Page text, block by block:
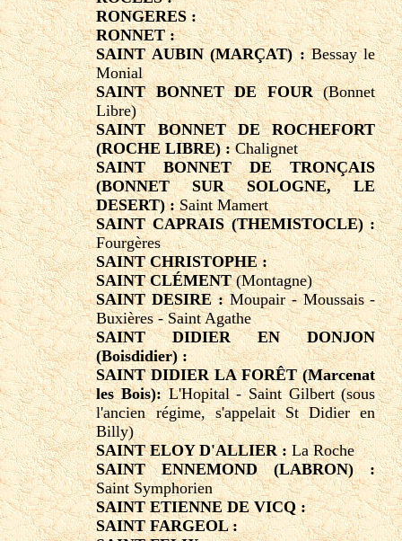
RONGERES :
RONNET :
SAINT AUBIN (MARÇAT) :Bessay le
Monial
SAINT BONNET DE FOUR(Bonnet
Libre)
SAINT BONNET DE ROCHEFORT
(ROCHE LIBRE) :Chalignet
SAINT BONNET DE TRONÇAIS
(BONNET SUR SOLOGNE, LE
DESERT) :Saint Mamert
SAINT CAPRAIS (THEMISTOCLE) :
Fourgères
SAINT CHRISTOPHE :
SAINT CLÉMENT(Montagne)
SAINT DESIRE :Moupair - Moussais -
Buxières - Saint Agathe
SAINT DIDIER EN DONJON
(Boisdidier) :
SAINT DIDIER LA FORÊT (Marcenat
les Bois):L'Hopital - Saint Gilbert (sous
l'ancien régime, s'appelait St Didier en
Billy)
SAINT ELOY D'ALLIER :La Roche
SAINT ENNEMOND (LABRON) :
Saint Symphorien
SAINT ETIENNE DE VICQ :
SAINT FARGEOL :